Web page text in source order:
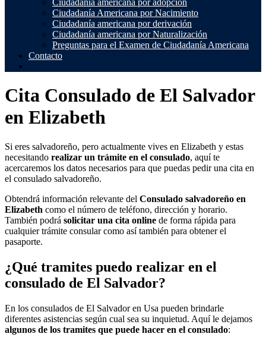
Ciudadanía americana por adopción
Ciudadanía Americana por Nacimiento
Ciudadanía americana por derivación
Ciudadanía americana por Naturalización
Preguntas para el Examen de Ciudadanía Americana
Contacto
Cita Consulado de El Salvador
en Elizabeth
Si eres salvadoreño, pero actualmente vives en Elizabeth y estas
necesitando realizar un trámite en el consulado, aquí te
acercaremos los datos necesarios para que puedas pedir una cita en
el consulado salvadoreño.
Obtendrá información relevante del Consulado salvadoreño en
Elizabeth como el número de teléfono, dirección y horario.
También podrá solicitar una cita online de forma rápida para
cualquier trámite consular como así también para obtener el
pasaporte.
¿Qué tramites puedo realizar en el
consulado de El Salvador?
En los consulados de El Salvador en Usa pueden brindarle
diferentes asistencias según cual sea su inquietud. Aquí le dejamos
algunos de los tramites que puede hacer en el consulado: